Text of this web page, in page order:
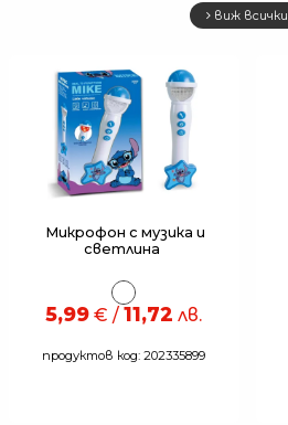
виж всички
Микрофон с музика и
светлина
5,99 € / 11,72 лв.
продуктов код: 202335899